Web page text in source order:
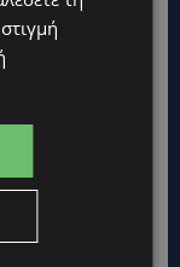
ΕΛΛΑΔΑΣ:
άγκυρα»
για να
Λευκωσίας-
σύζυγο του